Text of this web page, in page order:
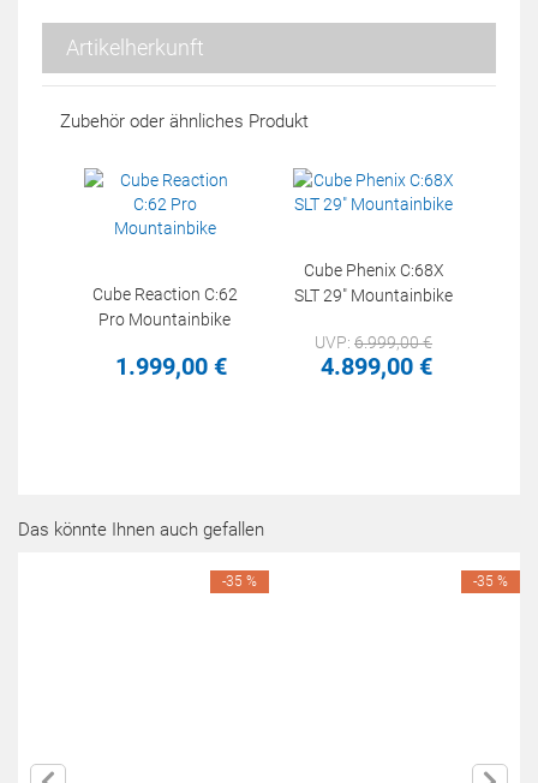
Artikelherkunft
Zubehör oder ähnliches Produkt
Cube Reaction C:62
Pro Mountainbike
1.999,00 €
Cube Phenix C:68X
SLT 29" Mountainbike
UVP: 6.999,00€
4.899,00 €
Das könnte Ihnen auch gefallen
-35 % -35 %